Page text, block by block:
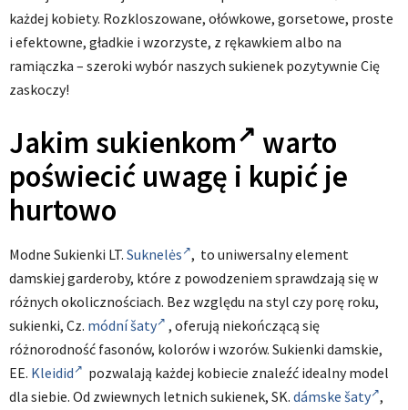
każdej kobiety. Rozkloszowane, ołówkowe, gorsetowe, proste
i efektowne, gładkie i wzorzyste, z rękawkiem albo na
ramiączka – szeroki wybór naszych sukienek pozytywnie Cię
zaskoczy!
Jakim sukienkom
warto
poświecić uwagę i kupić je
hurtowo
Modne Sukienki LT. Suknelės , to uniwersalny element
damskiej garderoby, które z powodzeniem sprawdzają się w
różnych okolicznościach. Bez względu na styl czy porę roku,
sukienki, Cz. módní šaty
, oferują niekończącą się
różnorodność fasonów, kolorów i wzorów. Sukienki damskie,
EE. Kleidid
pozwalają każdej kobiecie znaleźć idealny model
dla siebie. Od zwiewnych letnich sukienek, SK. dámske šaty ,